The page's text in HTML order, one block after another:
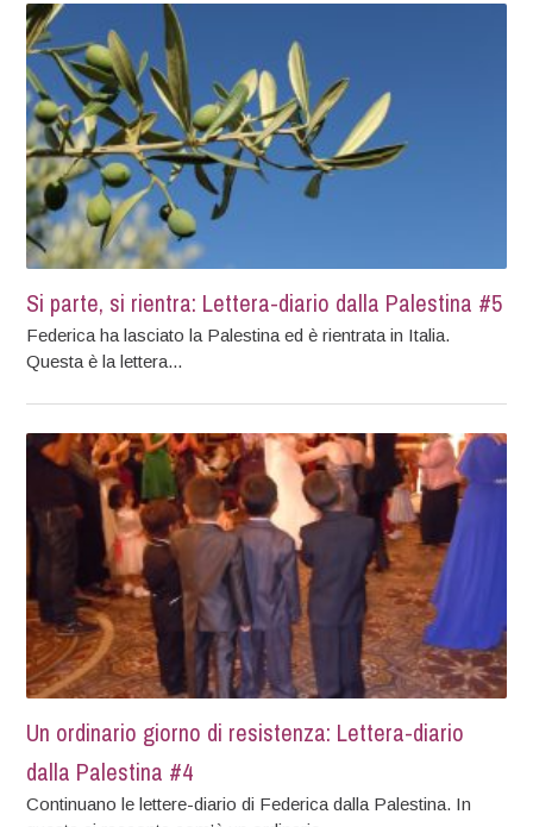
Si parte, si rientra: Lettera-diario dalla Palestina #5
Federica ha lasciato la Palestina ed è rientrata in Italia.
Questa è la lettera...
Un ordinario giorno di resistenza: Lettera-diario
dalla Palestina #4
Continuano le lettere-diario di Federica dalla Palestina. In